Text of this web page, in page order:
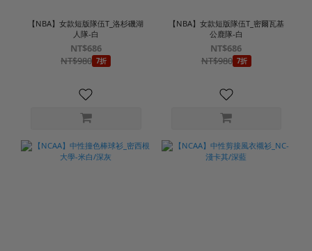
【NBA】女款短版隊伍T_洛杉磯湖
人隊-白
NT$686
NT$980 7折
【NBA】女款短版隊伍T_密爾瓦基
公鹿隊-白
NT$686
NT$980 7折